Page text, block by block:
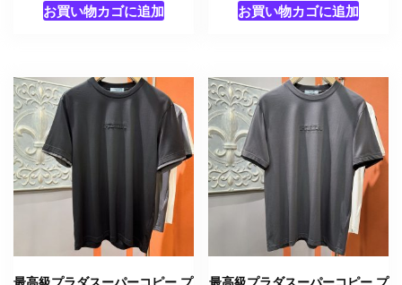
お買い物カゴに追加 お買い物カゴに追加